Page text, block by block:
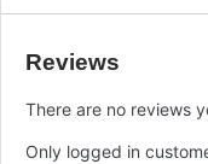
Reviews
There are no reviews
Only logged in